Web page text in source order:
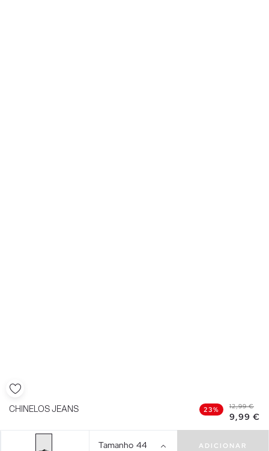
CHINELOS JEANS 23% 12,99 €
9,99 €
Tamanho 44 ADICIONAR